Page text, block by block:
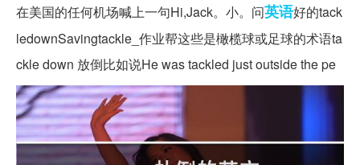
在美国的任何机场喊上一句Hi,Jack。小。问英语好的tack
ledownSavingtackle_作业帮这些是橄榄球或足球的术语ta
ckle down 放倒比如说He was tackled just outside the pe